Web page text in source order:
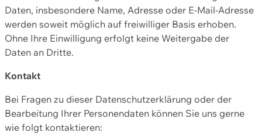
Daten, insbesondere Name, Adresse oder E-Mail-Adresse
werden soweit möglich auf freiwilliger Basis erhoben.
Ohne Ihre Einwilligung erfolgt keine Weitergabe der
Daten an Dritte.
Kontakt
Bei Fragen zu dieser Datenschutzerklärung oder der
Bearbeitung Ihrer Personendaten können Sie uns gerne
wie folgt kontaktieren: